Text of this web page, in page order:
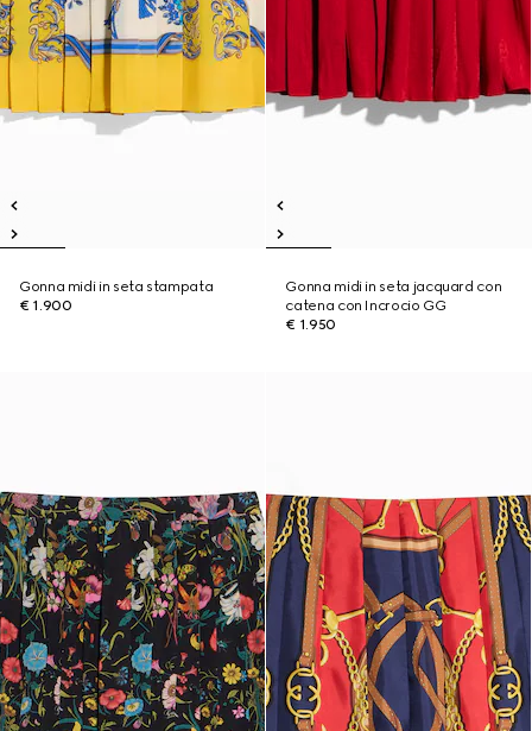
Gonna midi in seta stampata
€ 1.900
Gonna midi in seta jacquard con
catena con Incrocio GG
€ 1.950